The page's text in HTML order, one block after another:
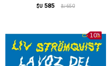
$U 585 $U 650